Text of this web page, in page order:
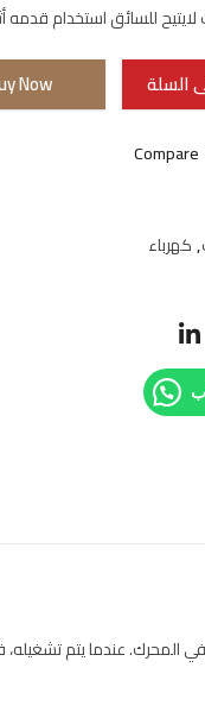
لايتيح للسائق استخدام قدمه
السلة Now
Compare
,كهرباء
عندما يتم تشغيله،